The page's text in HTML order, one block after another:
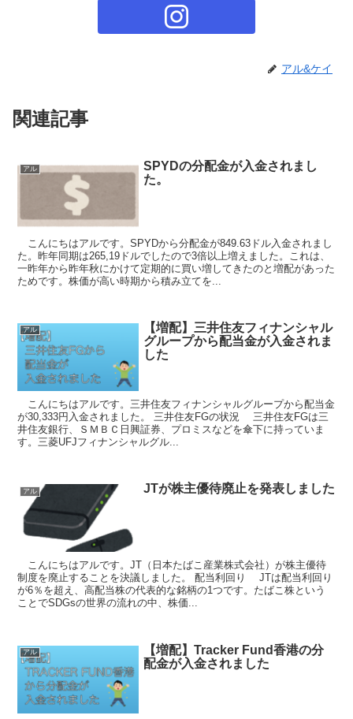
アル&ケイ
関連記事
アル
SPYDの分配金が入金されまし
た。
こんにちはアルです。SPYDから分配金が849.63ドル入金されまし
た。昨年同期は265,19ドルでしたので3倍以上増えました。これは、
一昨年から昨年秋にかけて定期的に買い増してきたのと増配があった
ためです。株価が高い時期から積み立てを...
アル
【増配】三井住友フィナンシャル
グループから配当金が入金されま
した
こんにちはアルです。三井住友フィナンシャルグループから配当金
が30,333円入金されました。 三井住友FGの状況 三井住友FGは三
井住友銀行、ＳＭＢＣ日興証券、プロミスなどを傘下に持っていま
す。三菱UFJフィナンシャルグル...
アル JTが株主優待廃止を発表しました
こんにちはアルです。JT（日本たばこ産業株式会社）が株主優待
制度を廃止することを決議しました。 配当利回り JTは配当利回り
が6％を超え、高配当株の代表的な銘柄の1つです。たばこ株という
ことでSDGsの世界の流れの中、株価...
アル
【増配】Tracker Fund香港の分
配金が入金されました